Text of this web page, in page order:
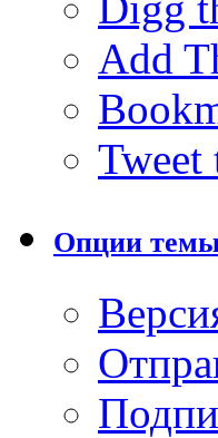
Add
Tweet
Опции